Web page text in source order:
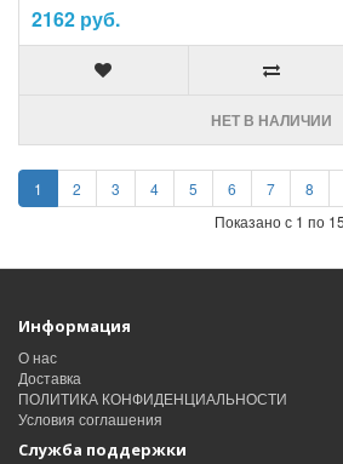
2162 руб.
НЕТ В НАЛИЧИИ
1 2 3 4 5 6 7 8
Показано с 1 по
Информация
О нас
Доставка
ПОЛИТИКА КОНФИДЕНЦИАЛЬНОСТИ
Условия соглашения
Служба поддержки